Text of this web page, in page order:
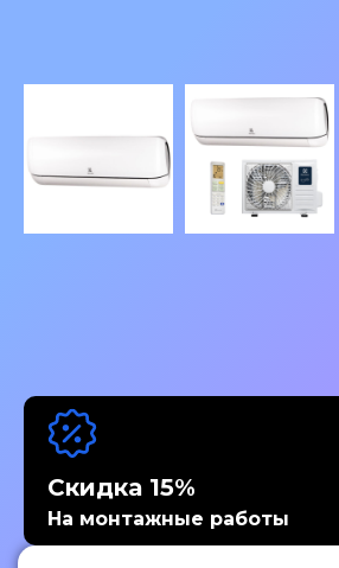
Скидка 15%
На монтажные работы